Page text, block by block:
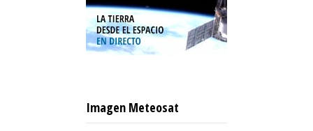
Imagen Meteosat